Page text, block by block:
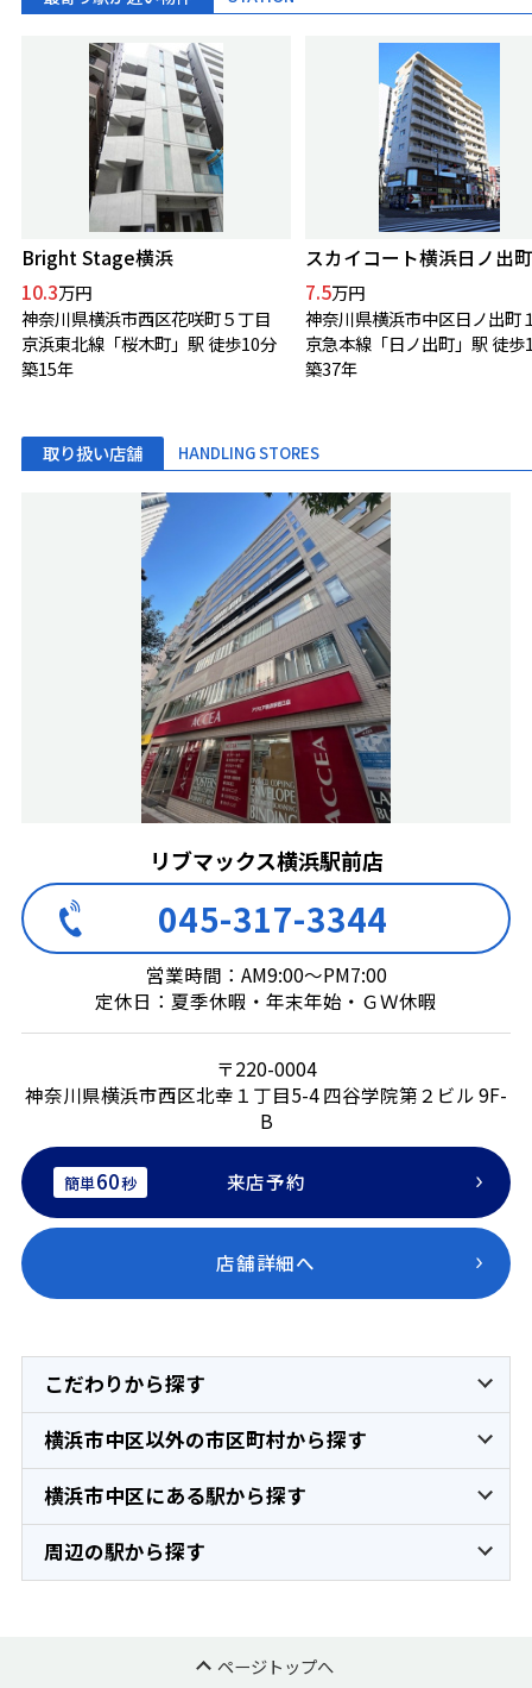
Bright Stage横浜
10.3万円
神奈川県横浜市西区花咲町５丁目
京浜東北線「桜木町」駅 徒歩10分
築15年
スカイコート横浜日ノ出町
7.5万円
神奈川県横浜市中区日ノ出町
京急本線「日ノ出町」駅 徒歩
築37年
取り扱い店舗 HANDLING STORES
リブマックス横浜駅前店
045-317-3344
営業時間：AM9:00～PM7:00
定休日：夏季休暇・年末年始・ＧＷ休暇
〒220-0004
神奈川県横浜市西区北幸１丁目5-4 四谷学院第２ビル 9F-
B
簡単60秒 来店予約
店舗詳細へ
こだわりから探す
横浜市中区以外の市区町村から探す
横浜市中区にある駅から探す
周辺の駅から探す
ページトップへ